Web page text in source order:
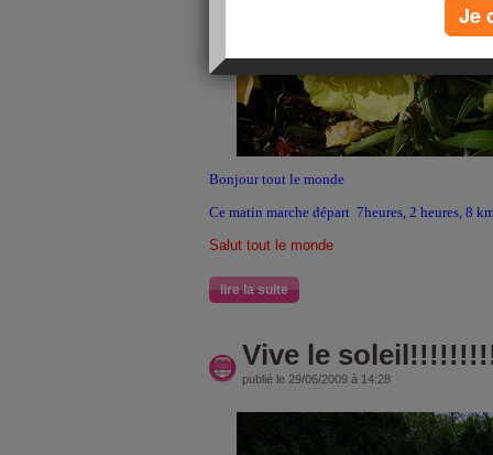
Bonjour tout le monde
Ce matin marche départ 7heures, 2 heures, 8
Salut tout le monde
lire la suite
Vive le
publié le 29/06/2009 à 14:28
Je